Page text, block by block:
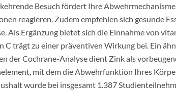
Besuch fördert Ihre
reagieren. Zudem empfehlen sich gesunde
Als Ergänzung bietet sich die Einnahme von
C trägt zu einer präventiven Wirkung bei. Ein
der Cochrane-Analyse dient Zink als
mit dem die Abwehrfunktion Ihres
wurde bei insgesamt 1.387